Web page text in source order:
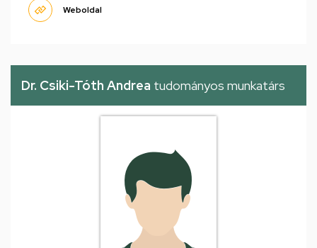
Weboldal
Dr. Csiki-Tóth Andrea tudományos munkatárs